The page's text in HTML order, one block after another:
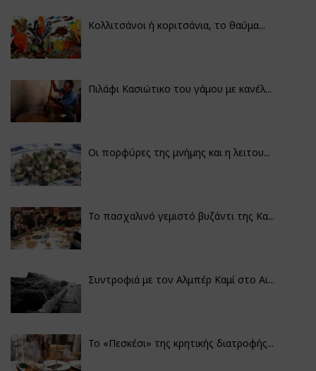
Κολλιτσάνοι ή κοριτσάνια, το θαύμα...
Πιλάφι Κασιώτικο του γάμου με κανέλ...
Οι πορφύρες της μνήμης και η λειτου...
Το πασχαλινό γεμιστό βυζάντι της Κα...
Συντροφιά με τον Αλμπέρ Καμί στο Αι...
Το «Πεσκέσι» της κρητικής διατροφής...